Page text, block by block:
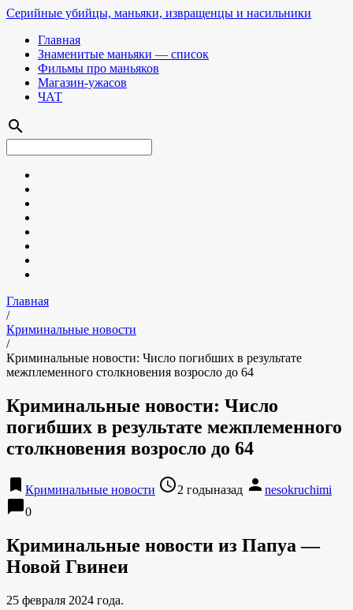
Серийные убийцы, маньяки, извращенцы и насильники
Главная
Знаменитые маньяки — список
Фильмы про маньяков
Магазин-ужасов
ЧАТ
search
Главная
/
Криминальные новости
/
Криминальные новости: Число погибших в результате
межплеменного столкновения возросло до 64
Криминальные новости: Число
погибших в результате межплеменного
столкновения возросло до 64
bookmark Криминальные новости access_time2 годыназад person nesokruchimi
chat_bubble0
Криминальные новости из Папуа —
Новой Гвинеи
25 февраля 2024 года.